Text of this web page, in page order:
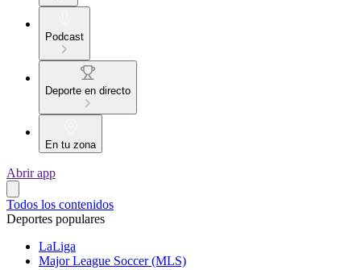
Podcast
Deporte en directo
En tu zona
Abrir app
Todos los contenidos
Deportes populares
LaLiga
Major League Soccer (MLS)